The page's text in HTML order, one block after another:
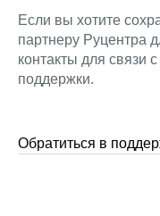
Если вы хотите
партнеру Руцентра
контакты для связи
поддержки.
Обратиться в